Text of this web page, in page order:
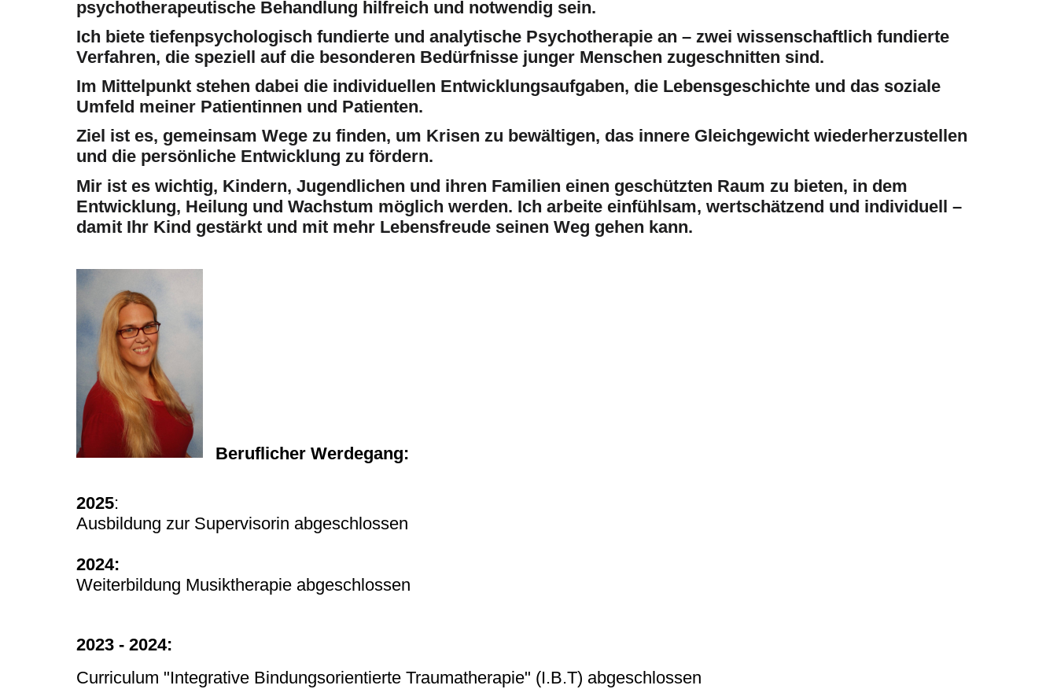
psychotherapeutische Behandlung hilfreich und notwendig sein.
Ich biete tiefenpsychologisch fundierte und analytische Psychotherapie an – zwei wissenschaftlich fundierte
Verfahren, die speziell auf die besonderen Bedürfnisse junger Menschen zugeschnitten sind.
Im Mittelpunkt stehen dabei die individuellen Entwicklungsaufgaben, die Lebensgeschichte und das soziale
Umfeld meiner Patientinnen und Patienten.
Ziel ist es, gemeinsam Wege zu finden, um Krisen zu bewältigen, das innere Gleichgewicht wiederherzustellen
und die persönliche Entwicklung zu fördern.
Mir ist es wichtig, Kindern, Jugendlichen und ihren Familien einen geschützten Raum zu bieten, in dem
Entwicklung, Heilung und Wachstum möglich werden. Ich arbeite einfühlsam, wertschätzend und individuell –
damit Ihr Kind gestärkt und mit mehr Lebensfreude seinen Weg gehen kann.
Beruflicher Werdegang:
2025:
Ausbildung zur Supervisorin abgeschlossen
2024:
Weiterbildung Musiktherapie abgeschlossen
2023 - 2024:
Curriculum "Integrative Bindungsorientierte Traumatherapie" (I.B.T) abgeschlossen